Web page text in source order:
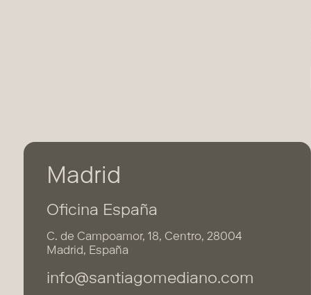
Madrid
Oficina España
C. de Campoamor, 18, Centro, 28004
Madrid, España
info@santiagomediano.com